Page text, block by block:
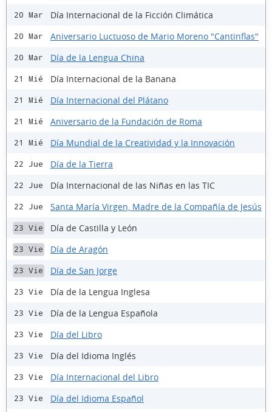
20 Mar Día Internacional de la Ficción Climática
20 Mar Aniversario Luctuoso de Mario Moreno "Cantinflas"
20 Mar Día de la Lengua China
21 Mié Día Internacional de la Banana
21 Mié Día Internacional del Plátano
21 Mié Aniversario de la Fundación de Roma
21 Mié Día Mundial de la Creatividad y la Innovación
22 Jue Día de la Tierra
22 Jue Día Internacional de las Niñas en las TIC
22 Jue Santa María Virgen, Madre de la Compañía de Jesús
23 Vie Día de Castilla y León
23 Vie Día de Aragón
23 Vie Día de San Jorge
23 Vie Día de la Lengua Inglesa
23 Vie Día de la Lengua Española
23 Vie Día del Libro
23 Vie Día del Idioma Inglés
23 Vie Día Internacional del Libro
23 Vie Día del Idioma Español